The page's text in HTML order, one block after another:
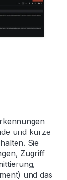
und kurze
Sie
Zugriff
und das